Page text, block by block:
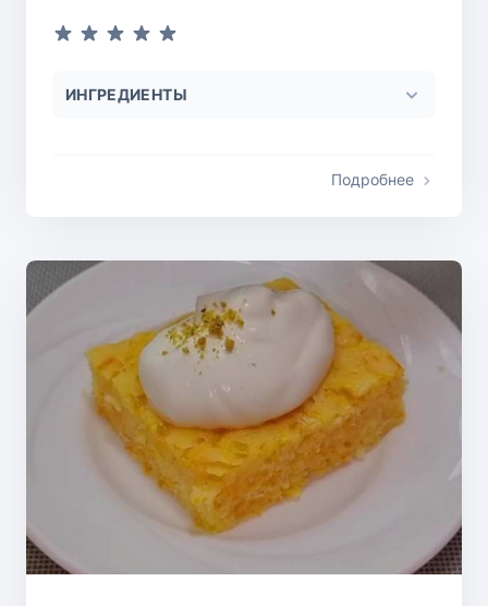
ИНГРЕДИЕНТЫ
Подробнее